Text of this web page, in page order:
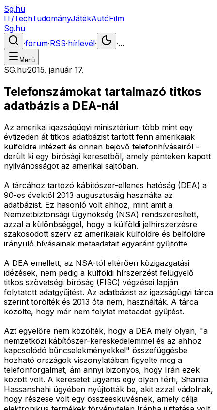
Sg.hu
IT/TechTudományJátékAutóFilm
Sg.hu
·fórum·RSS·hírlevél· ·...
Menü
SG.hu·2015. január 17.
Telefonszámokat tartalmazó titkos
adatbázis a DEA-nál
Az amerikai igazságügyi minisztérium több mint egy
évtizeden át titkos adatbázist tartott fenn amerikaiak
külföldre intézett és onnan bejövő telefonhívásairól -
derült ki egy bírósági keresetből, amely pénteken kapott
nyilvánosságot az amerikai sajtóban.
A tárcához tartozó kábítószer-ellenes hatóság (DEA) a
90-es évektől 2013 augusztusáig használta az
adatbázist. Ez hasonló volt ahhoz, mint amit a
Nemzetbiztonsági Ügynökség (NSA) rendszeresített,
azzal a különbséggel, hogy a külföldi jelhírszerzésre
szakosodott szerv az amerikaiak külföldre és belföldre
irányuló hívásainak metaadatait egyaránt gyűjtötte.
A DEA emellett, az NSA-tól eltérően közigazgatási
idézések, nem pedig a külföldi hírszerzést felügyelő
titkos szövetségi bíróság (FISC) végzései lapján
folytatott adatgyűjtést. Az adatbázist az igazságügyi tárca
szerint törölték és 2013 óta nem, használták. A tárca
közölte, hogy már nem folytat metaadat-gyűjtést.
Azt egyelőre nem közölték, hogy a DEA mely olyan, "a
nemzetközi kábítószer-kereskedelemmel és az ahhoz
kapcsolódó bűncselekményekkel" összefüggésbe
hozható országok viszonylatában figyelte meg a
telefonforgalmat, ám annyi bizonyos, hogy Irán ezek
között volt. A keresetet ugyanis egy olyan férfi, Shantia
Hassanshahi ügyében nyújtották be, akit azzal vádolnak,
hogy részese volt egy összeesküvésnek, amely célja